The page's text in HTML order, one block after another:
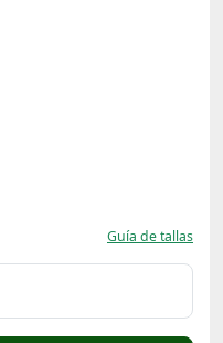
Guía de tallas